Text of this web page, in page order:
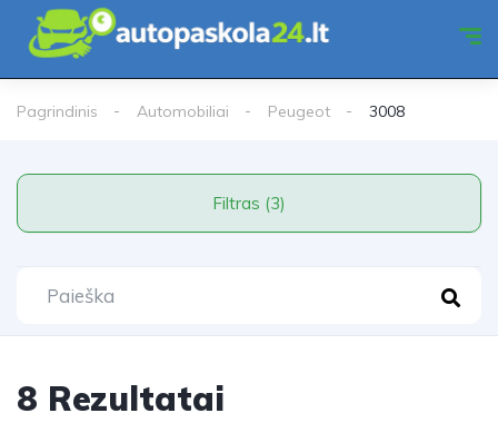
Pagrindinis Automobiliai Peugeot 3008
Filtras (3)
8 Rezultatai